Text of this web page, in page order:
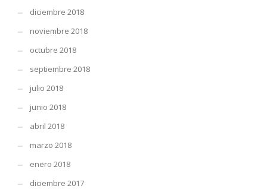
diciembre 2018
noviembre 2018
octubre 2018
septiembre 2018
julio 2018
junio 2018
abril 2018
marzo 2018
enero 2018
diciembre 2017